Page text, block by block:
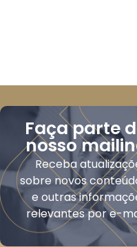
Faça parte
nosso
Receba
sobre novos
e outras
relevantes por e-